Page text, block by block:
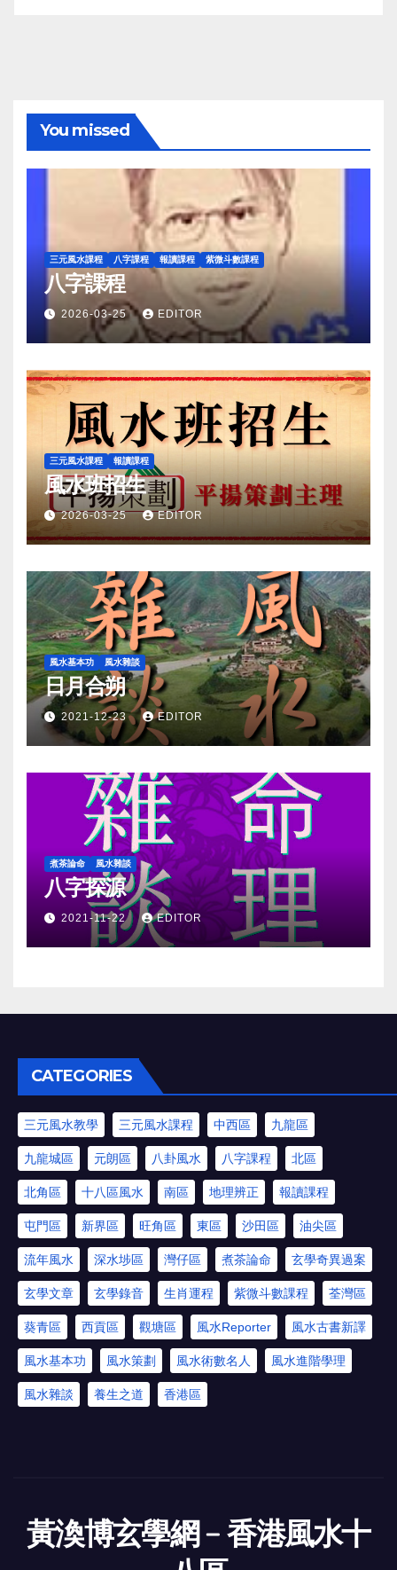
You missed
三元風水課程 八字課程 報讀課程 紫微斗數課程
八字課程
2026-03-25 EDITOR
三元風水課程 報讀課程
風水班招生
2026-03-25 EDITOR
風水基本功 風水雜談
日月合朔
2021-12-23 EDITOR
煮茶論命 風水雜談
八字探源
2021-11-22 EDITOR
CATEGORIES
三元風水教學 三元風水課程 中西區 九龍區
九龍城區 元朗區 八卦風水 八字課程 北區
北角區 十八區風水 南區 地理辨正 報讀課程
屯門區 新界區 旺角區 東區 沙田區 油尖區
流年風水 深水埗區 灣仔區 煮茶論命 玄學奇異過案
玄學文章 玄學錄音 生肖運程 紫微斗數課程 荃灣區
葵青區 西貢區 觀塘區 風水Reporter 風水古書新譯
風水基本功 風水策劃 風水術數名人 風水進階學理
風水雜談 養生之道 香港區
黃渙博玄學網﹣香港風水十